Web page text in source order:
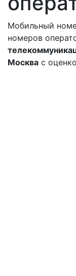
Мобильный
номеров
Москва с